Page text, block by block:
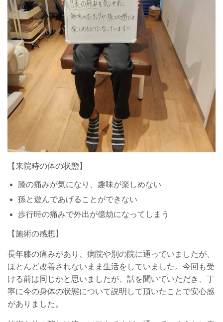
【来院時の体の状態】
膝の痛みが気になり、趣味が楽しめない
孫と遊んであげることができない
歩行時の痛みで外出が億劫になってしまう
【施術の感想】
長年膝の痛みがあり、病院や別の院に通っていましたが、
ほとんど改善されないまま生活をしていました。今回も受
ける前は同じかと思いましたが、話を聞いていただき、丁
寧に今の身体の状態について説明して頂いたことで安心感
がありました。